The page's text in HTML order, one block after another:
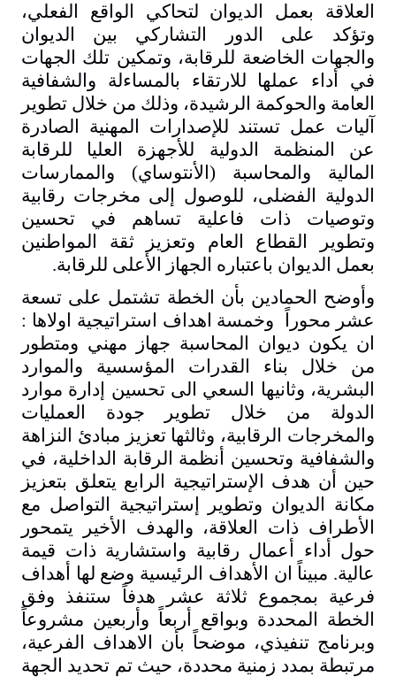
العلاقة بعمل الديوان لتحاكي الواقع الفعلي،
وتؤكد على الدور التشاركي بين الديوان
والجهات الخاضعة للرقابة، وتمكين تلك الجهات
في أداء عملها للارتقاء بالمساءلة والشفافية
العامة والحوكمة الرشيدة، وذلك من خلال تطوير
آليات عمل تستند للإصدارات المهنية الصادرة
عن المنظمة الدولية للأجهزة العليا للرقابة
المالية والمحاسبة (الأنتوساي) والممارسات
الدولية الفضلى، للوصول إلى مخرجات رقابية
وتوصيات ذات فاعلية تساهم في تحسين
وتطوير القطاع العام وتعزيز ثقة المواطنين
بعمل الديوان باعتباره الجهاز الأعلى للرقابة.
وأوضح الحمادين بأن الخطة تشتمل على تسعة
عشر محوراً وخمسة اهداف استراتيجية اولاها :
ان يكون ديوان المحاسبة جهاز مهني ومتطور
من خلال بناء القدرات المؤسسية والموارد
البشرية، وثانيها السعي الى تحسين إدارة موارد
الدولة من خلال تطوير جودة العمليات
والمخرجات الرقابية، وثالثها تعزيز مبادئ النزاهة
والشفافية وتحسين أنظمة الرقابة الداخلية، في
حين أن هدف الإستراتيجية الرابع يتعلق بتعزيز
مكانة الديوان وتطوير إستراتيجية التواصل مع
الأطراف ذات العلاقة، والهدف الأخير يتمحور
حول أداء أعمال رقابية واستشارية ذات قيمة
عالية. مبيناً ان الأهداف الرئيسية وضع لها أهداف
فرعية بمجموع ثلاثة عشر هدفاً ستنفذ وفق
الخطة المحددة وبواقع أربعاً وأربعين مشروعاً
وبرنامج تنفيذي، موضحاً بأن الاهداف الفرعية،
مرتبطة بمدد زمنية محددة، حيث تم تحديد الجهة